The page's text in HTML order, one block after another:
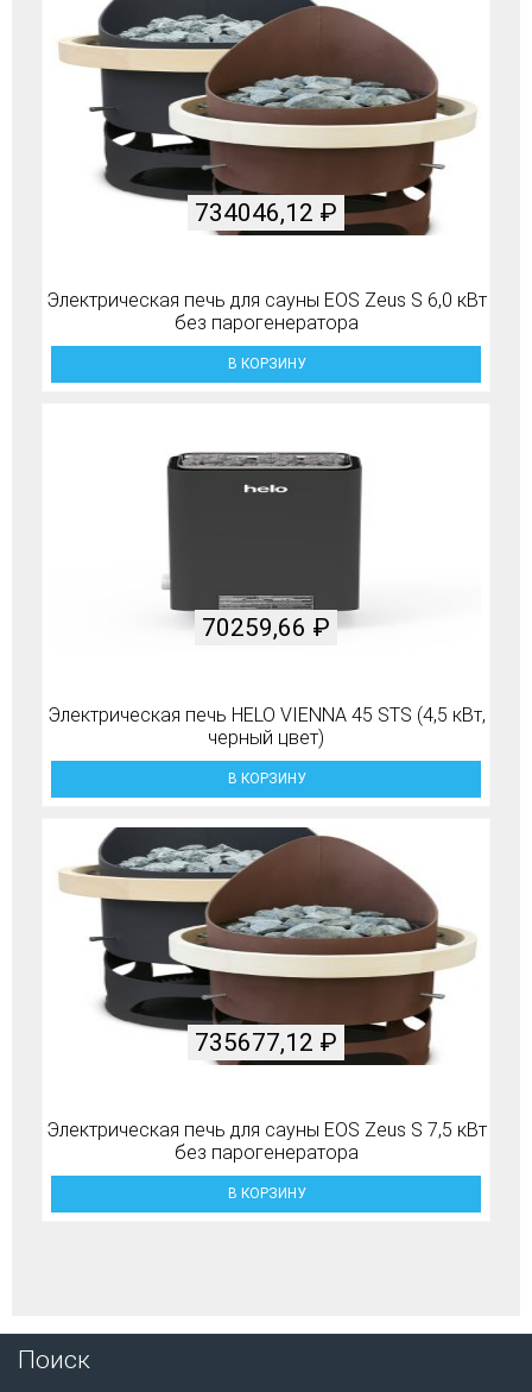
Электрическая печь для сауны EOS Zeus S 6,0 кВт
без парогенератора
734046,12 ₽
В КОРЗИНУ
Электрическая печь HELO VIENNA 45 STS (4,5 кВт,
черный цвет)
70259,66 ₽
В КОРЗИНУ
Электрическая печь для сауны EOS Zeus S 7,5 кВт
без парогенератора
735677,12 ₽
В КОРЗИНУ
Поиск